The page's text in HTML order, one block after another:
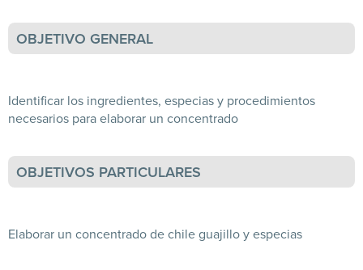
OBJETIVO GENERAL
Identificar los ingredientes, especias y procedimientos
necesarios para elaborar un concentrado
OBJETIVOS PARTICULARES
Elaborar un concentrado de chile guajillo y especias